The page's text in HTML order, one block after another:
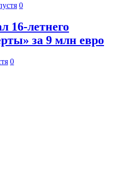
0
16-летнего
за 9 млн евро
0